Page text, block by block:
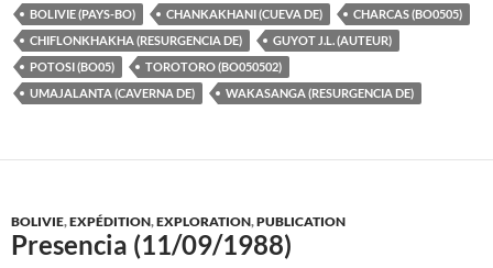
BOLIVIE (PAYS-BO) CHANKAKHANI (CUEVA DE)
CHARCAS (BO0505)
CHIFLONKHAKHA (RESURGENCIA DE)
GUYOT J.L. (AUTEUR)
POTOSI (BO05)
TOROTORO (BO050502)
UMAJALANTA (CAVERNA DE)
WAKASANGA (RESURGENCIA DE)
BOLIVIE,EXPÉDITION,EXPLORATION,PUBLICATION
Presencia (11/09/1988)